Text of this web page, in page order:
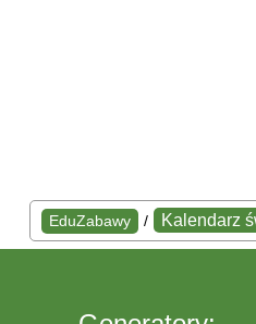
EduZabawy / Kalendarz